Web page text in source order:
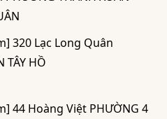
320 Lạc Long Quân
TÂY HỒ
44 Hoàng Việt PHƯỜNG 4